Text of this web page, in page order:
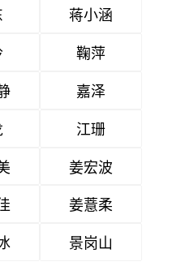
蒋小涵
鞠萍
嘉泽
江珊
姜宏波
姜薏柔
景岗山